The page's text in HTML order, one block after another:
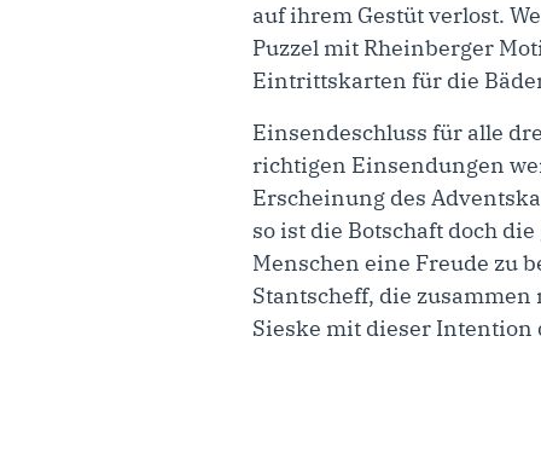
auf ihrem Gestüt verlost.
Puzzel mit Rheinberger
Eintrittskarten für die
Einsendeschluss für alle
richtigen Einsendungen
Erscheinung des
so ist die Botschaft doch
Menschen eine Freude zu
Stantscheff, die
Sieske mit dieser Intention